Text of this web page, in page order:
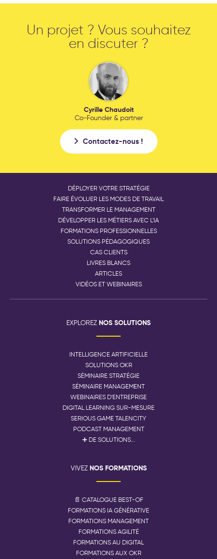
Un projet ? Vous souhaitez
en discuter ?
Cyrille Chaudoit
Co-Founder & partner
Contactez-nous !
DÉPLOYER VOTRE STRATÉGIE
FAIRE ÉVOLUER LES MODES DE TRAVAIL
TRANSFORMER LE MANAGEMENT
DÉVELOPPER LES MÉTIERS AVEC L'IA
FORMATIONS PROFESSIONNELLES
SOLUTIONS PÉDAGOGIQUES
CAS CLIENTS
LIVRES BLANCS
ARTICLES
VIDÉOS ET WEBINAIRES
EXPLOREZ NOS SOLUTIONS
INTELLIGENCE ARTIFICIELLE
SOLUTIONS OKR
SÉMINAIRE STRATÉGIE
SÉMINAIRE MANAGEMENT
WEBINAIRES D'ENTREPRISE
DIGITAL LEARNING SUR-MESURE
SERIOUS GAME TALENCITY
PODCAST MANAGEMENT
➕ DE SOLUTIONS...
VIVEZ NOS FORMATIONS
📄 CATALOGUE BEST-OF
FORMATIONS IA GÉNÉRATIVE
FORMATIONS MANAGEMENT
FORMATIONS AGILITÉ
FORMATIONS AU DIGITAL
FORMATIONS AUX OKR